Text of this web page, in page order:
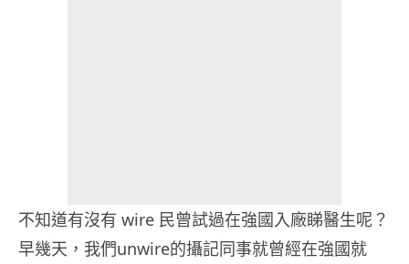
不知道有沒有 wire 民曾試過在強國入廠睇醫生呢？
早幾天，我們unwire的攝記同事就曾經在強國就